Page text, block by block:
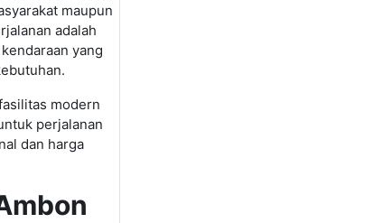
maupun
adalah
yang
modern
perjalanan
dan harga